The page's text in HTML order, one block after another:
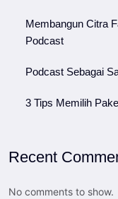
Membangun Citra
Podcast
Podcast Sebagai
3 Tips Memilih
Recent
No comments to show.